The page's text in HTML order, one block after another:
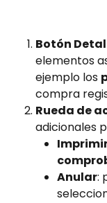
Botón
elementos
ejemplo los
compra
Rueda de
adicionales
Anular: